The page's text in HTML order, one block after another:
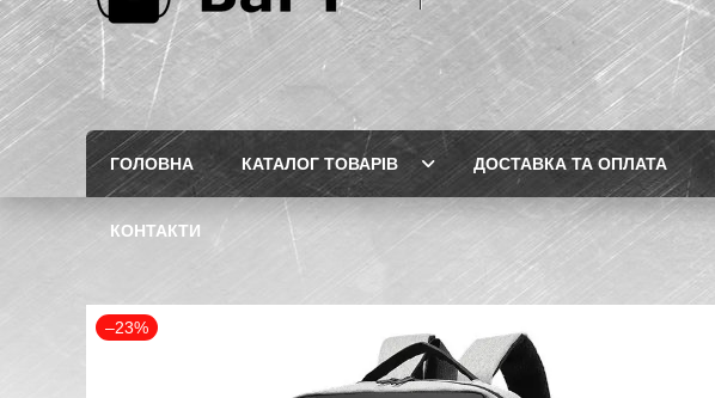
ГОЛОВНА КАТАЛОГ ТОВАРІВ ДОСТАВКА ТА ОПЛАТА
КОНТАКТИ
–23%